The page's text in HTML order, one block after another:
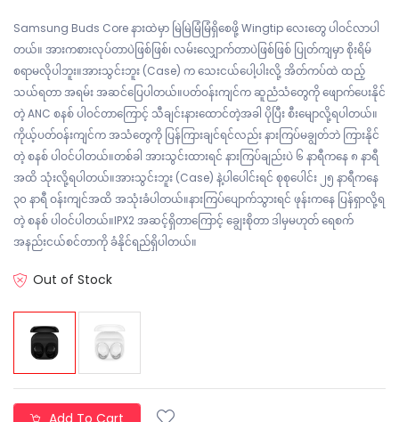
Samsung Buds Core နားထဲမှာ မြဲမြဲမြံမြံရှိစေဖို့ Wingtip လေးတွေ ပါဝင်လာပါ
တယ်။ အားကစားလုပ်တာပဲဖြစ်ဖြစ်၊ လမ်းလျှောက်တာပဲဖြစ်ဖြစ် ပြုတ်ကျမှာ စိုးရိမ်
စရာမလိုပါဘူး။အားသွင်းဘူး (Case) က သေးငယ်ပေါ့ပါးလို့ အိတ်ကပ်ထဲ ထည့်
သယ်ရတာ အရမ်း အဆင်ပြေပါတယ်။ပတ်ဝန်းကျင်က ဆူညံသံတွေကို ဖျောက်ပေးနိုင်
တဲ့ ANC စနစ် ပါဝင်တာကြောင့် သီချင်းနားထောင်တဲ့အခါ ပိုပြီး စီးမျောလို့ရပါတယ်။
ကိုယ့်ပတ်ဝန်းကျင်က အသံတွေကို ပြန်ကြားချင်ရင်လည်း နားကြပ်မချွတ်ဘဲ ကြားနိုင်
တဲ့ စနစ် ပါဝင်ပါတယ်။တစ်ခါ အားသွင်းထားရင် နားကြပ်ချည်းပဲ ၆ နာရီကနေ ၈ နာရီ
အထိ သုံးလို့ရပါတယ်။အားသွင်းဘူး (Case) နဲ့ပါပေါင်းရင် စုစုပေါင်း ၂၅ နာရီကနေ
၃၀ နာရီ ဝန်းကျင်အထိ အသုံးခံပါတယ်။နားကြပ်ပျောက်သွားရင် ဖုန်းကနေ ပြန်ရှာလို့ရ
တဲ့ စနစ် ပါဝင်ပါတယ်။IPX2 အဆင့်ရှိတာကြောင့် ချွေးစိုတာ ဒါမှမဟုတ် ရေစက်
အနည်းငယ်စင်တာကို ခံနိုင်ရည်ရှိပါတယ်။
Out of Stock